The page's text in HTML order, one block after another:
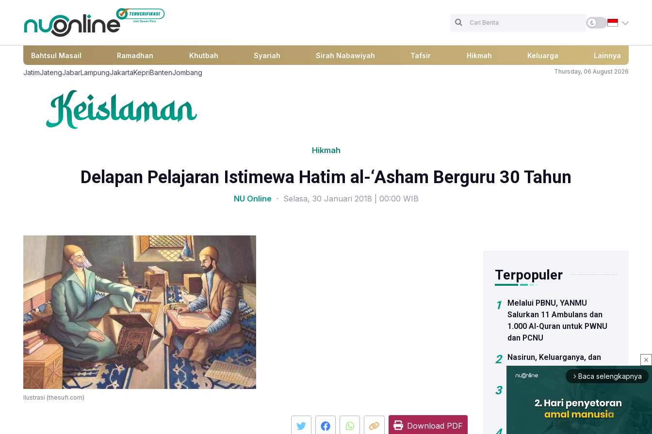
Bahtsul Masail Ramadhan Khutbah Syariah Sirah Nabawiyah Tafsir Hikmah Keluarga Lainnya
JatimJatengJabarLampungJakartaKepriBantenJombang Thursday, 06 August 2026
Hikmah
Delapan Pelajaran Istimewa Hatim al-‘Asham Berguru 30 Tahun
NU Online · Selasa, 30 Januari 2018 | 00:00 WIB
Ilustrasi (thesufi.com)
Download PDF
close
arrow_forward_ios Baca selengkapnya
Terpopuler
1
Melalui PBNU, YANMU
Salurkan 11 Ambulans dan
1.000 Al-Quran untuk PWNU
dan PCNU
2
Nasirun, Keluarganya, dan
3
Rektor Unusia Periode 2026–